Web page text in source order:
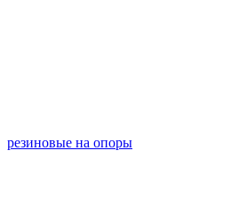
резиновые на опоры